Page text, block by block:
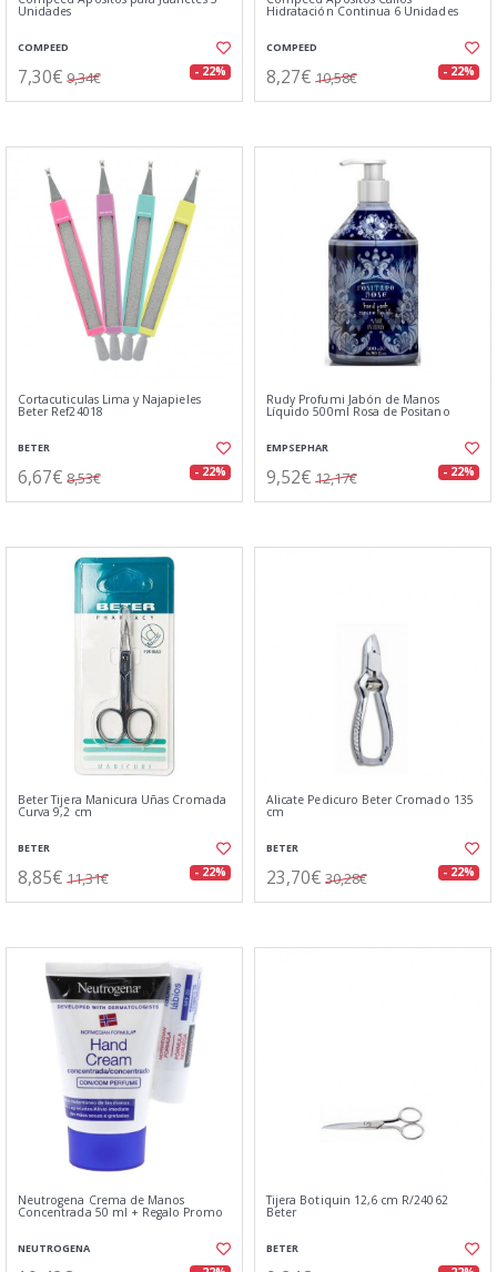
Unidades
COMPEED
7,30€ 9,34€ - 22%
Hidratación Continua 6 Unidades
COMPEED
8,27€ 10,58€ - 22%
Cortacuticulas Lima y Najapieles
Beter Ref24018
BETER
6,67€ 8,53€ - 22%
Rudy Profumi Jabón de Manos
Líquido 500ml Rosa de Positano
EMPSEPHAR
9,52€ 12,17€ - 22%
Beter Tijera Manicura Uñas Cromada
Curva 9,2 cm
BETER
8,85€ 11,31€ - 22%
Alicate Pedicuro Beter Cromado 135
cm
BETER
23,70€ 30,28€ - 22%
Neutrogena Crema de Manos
Concentrada 50 ml + Regalo Promo
NEUTROGENA
Tijera Botiquin 12,6 cm R/24062
Beter
BETER